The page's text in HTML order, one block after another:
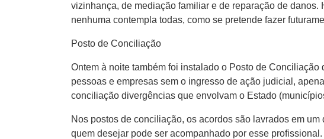
vizinhança, de mediação familiar e de reparação de
nenhuma contempla todas, como se pretende fazer
Posto de Conciliação
Ontem à noite também foi instalado o Posto de
pessoas e empresas sem o ingresso de ação judicial,
conciliação divergências que envolvam o Estado
Nos postos de conciliação, os acordos são lavrados em
quem desejar pode ser acompanhado por esse profissional.